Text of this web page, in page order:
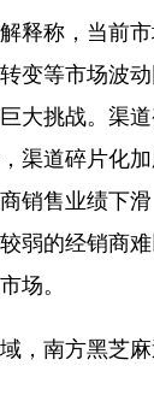
释称，当前
变等市场波
大挑战。渠
渠道碎片化
销售业绩下
弱的经销商难
场。
，南方黑芝